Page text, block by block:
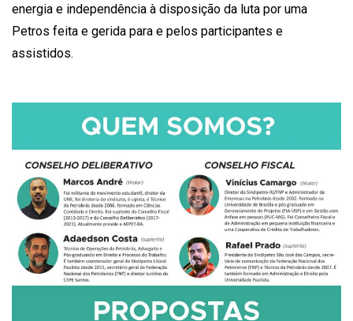
energia e independência à disposição da luta por uma
Petros feita e gerida para e pelos participantes e
assistidos.